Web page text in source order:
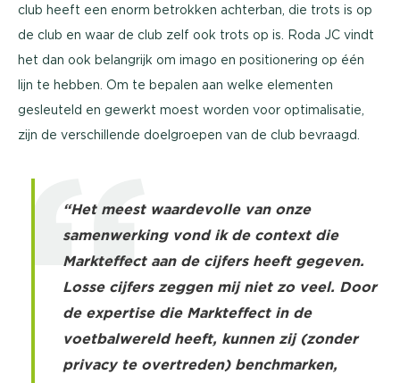
club heeft een enorm betrokken achterban, die trots is op
de club en waar de club zelf ook trots op is. Roda JC vindt
het dan ook belangrijk om imago en positionering op één
lijn te hebben. Om te bepalen aan welke elementen
gesleuteld en gewerkt moest worden voor optimalisatie,
zijn de verschillende doelgroepen van de club bevraagd.
“Het meest waardevolle van onze
samenwerking vond ik de context die
Markteffect aan de cijfers heeft gegeven.
Losse cijfers zeggen mij niet zo veel. Door
de expertise die Markteffect in de
voetbalwereld heeft, kunnen zij (zonder
privacy te overtreden) benchmarken,